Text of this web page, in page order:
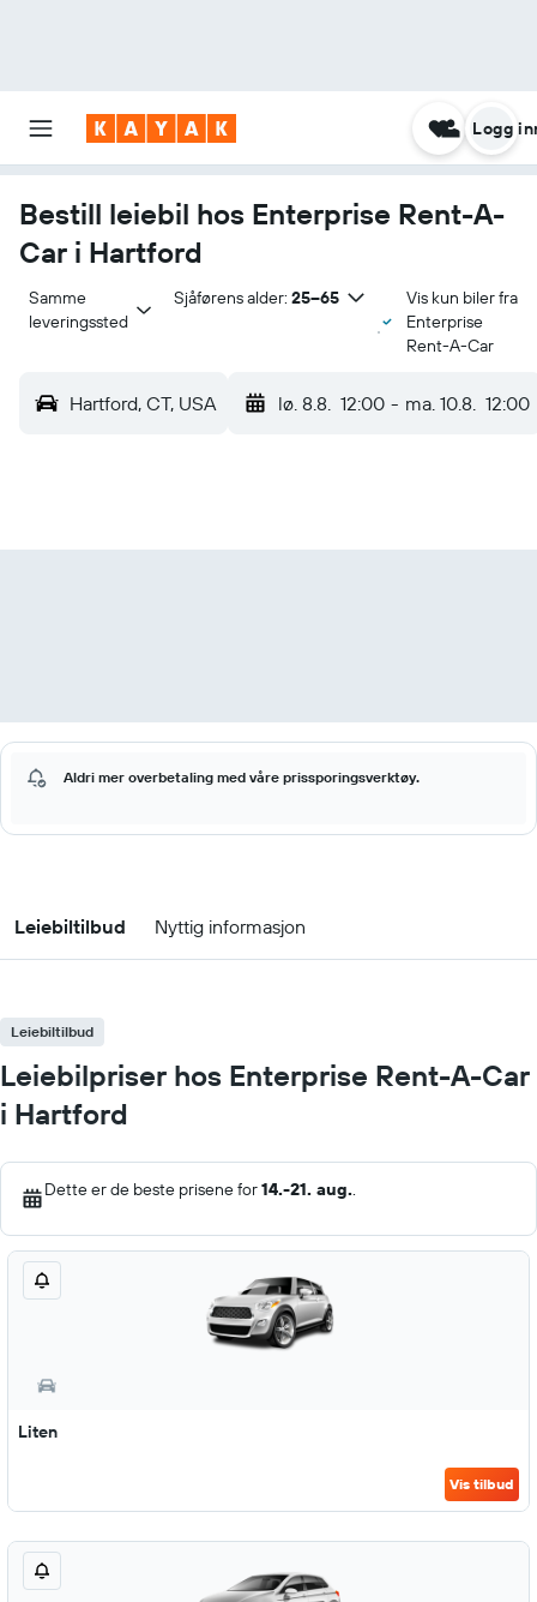
Logg
Bestill leiebil hos Enterprise Rent-A-
Car i Hartford
Samme
leveringssted
Sjåførens alder: 25–65
Vis kun biler fra
Enterprise
Rent-A-Car
Hartford, CT, USA lø. 8.8. 12:00 - ma. 10.8. 12:00
Aldri mer overbetaling med våre prissporingsverktøy.
Leiebiltilbud Nyttig informasjon
Leiebiltilbud
Leiebilpriser hos Enterprise Rent-A-Car
i Hartford
Dette er de beste prisene for14.-21. aug..
Liten
Vis tilbud